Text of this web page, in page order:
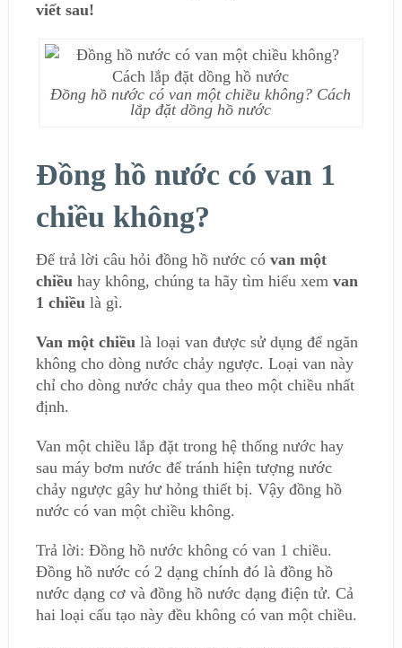
viết sau!
Đồng hồ nước có van một chiều không? Cách
lắp đặt dồng hồ nước
Đồng hồ nước có van 1
chiều không?
Để trả lời câu hỏi đồng hồ nước có van một
chiềuhay không, chúng ta hãy tìm hiểu xem van
1 chiềulà gì.
Van một chiềulà loại van được sử dụng để ngăn
không cho dòng nước chảy ngược. Loại van này
chỉ cho dòng nước chảy qua theo một chiều nhất
định.
Van một chiều lắp đặt trong hệ thống nước hay
sau máy bơm nước để tránh hiện tượng nước
chảy ngược gây hư hỏng thiết bị. Vậy đồng hồ
nước có van một chiều không.
Trả lời: Đồng hồ nước không có van 1 chiều.
Đồng hồ nước có 2 dạng chính đó là đồng hồ
nước dạng cơ và đồng hồ nước dạng điện tử. Cả
hai loại cấu tạo này đều không có van một chiều.